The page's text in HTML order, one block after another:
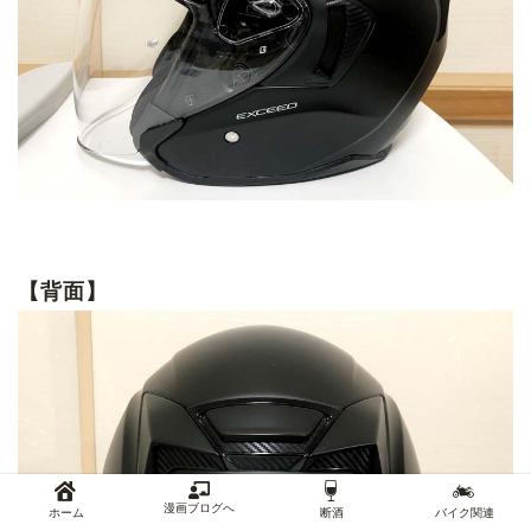
【背面】
ホーム 漫画ブログへ 断酒 バイク関連